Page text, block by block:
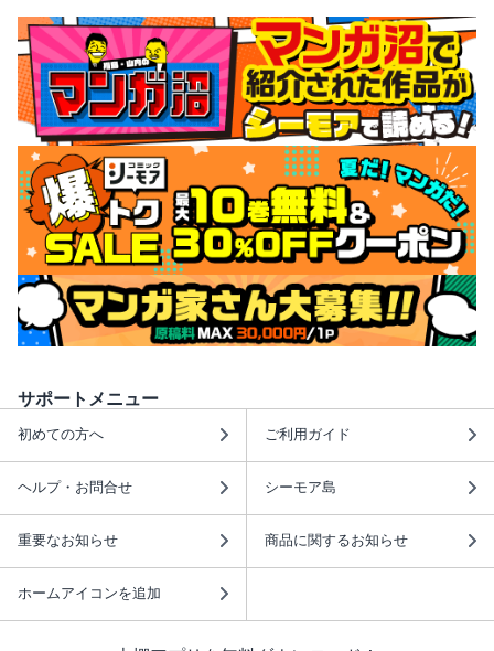
サポートメニュー
初めての方へ ご利用ガイド
ヘルプ・お問合せ シーモア島
重要なお知らせ 商品に関するお知らせ
ホームアイコンを追加